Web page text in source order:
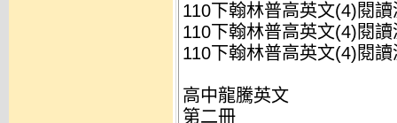
110下翰林普高英文(4)閱
110下翰林普高英文(4)閱
110下翰林普高英文(4)閱
高中龍騰英文
第二冊